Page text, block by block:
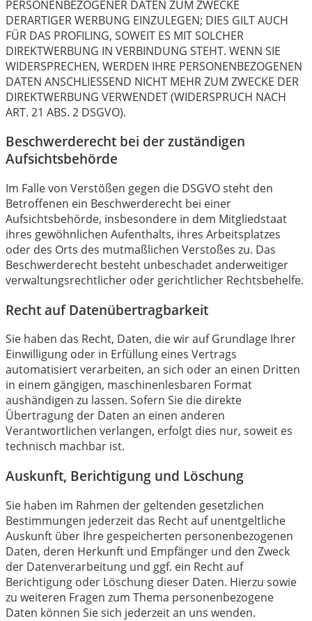
PERSONENBEZOGENER DATEN ZUM ZWECKE
DERARTIGER WERBUNG EINZULEGEN; DIES GILT AUCH
FÜR DAS PROFILING, SOWEIT ES MIT SOLCHER
DIREKTWERBUNG IN VERBINDUNG STEHT. WENN SIE
WIDERSPRECHEN, WERDEN IHRE PERSONENBEZOGENEN
DATEN ANSCHLIESSEND NICHT MEHR ZUM ZWECKE DER
DIREKTWERBUNG VERWENDET (WIDERSPRUCH NACH
ART. 21 ABS. 2 DSGVO).
Beschwerde­recht bei der zuständigen
Aufsichts­behörde
Im Falle von Verstößen gegen die DSGVO steht den
Betroffenen ein Beschwerderecht bei einer
Aufsichtsbehörde, insbesondere in dem Mitgliedstaat
ihres gewöhnlichen Aufenthalts, ihres Arbeitsplatzes
oder des Orts des mutmaßlichen Verstoßes zu. Das
Beschwerderecht besteht unbeschadet anderweitiger
verwaltungsrechtlicher oder gerichtlicher Rechtsbehelfe.
Recht auf Daten­übertrag­barkeit
Sie haben das Recht, Daten, die wir auf Grundlage Ihrer
Einwilligung oder in Erfüllung eines Vertrags
automatisiert verarbeiten, an sich oder an einen Dritten
in einem gängigen, maschinenlesbaren Format
aushändigen zu lassen. Sofern Sie die direkte
Übertragung der Daten an einen anderen
Verantwortlichen verlangen, erfolgt dies nur, soweit es
technisch machbar ist.
Auskunft, Berichtigung und Löschung
Sie haben im Rahmen der geltenden gesetzlichen
Bestimmungen jederzeit das Recht auf unentgeltliche
Auskunft über Ihre gespeicherten personenbezogenen
Daten, deren Herkunft und Empfänger und den Zweck
der Datenverarbeitung und ggf. ein Recht auf
Berichtigung oder Löschung dieser Daten. Hierzu sowie
zu weiteren Fragen zum Thema personenbezogene
Daten können Sie sich jederzeit an uns wenden.